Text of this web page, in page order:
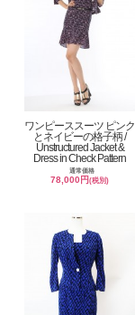
ワンピーススーツ ピンク
とネイビーの格子柄 /
Unstructured Jacket &
Dress in Check Pattern
通常価格
78,000円(税別)